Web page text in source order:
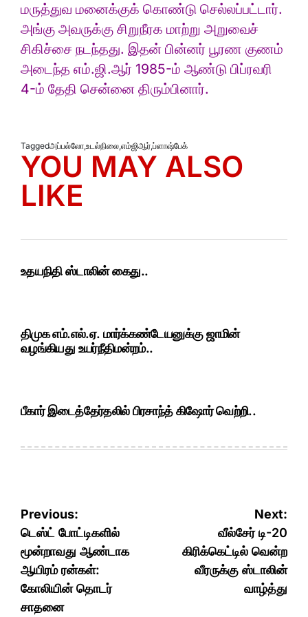
மருத்துவ மனைக்குக் கொண்டு செல்லப்பட்டார்.
அங்கு அவருக்கு சிறுநீரக மாற்று அறுவைச்
சிகிச்சை நடந்தது. இதன் பின்னர் பூரண குணம்
அடைந்த எம்.ஜி.ஆர் 1985-ம் ஆண்டு பிப்ரவரி
4-ம் தேதி சென்னை திரும்பினார்.
Taggedஅப்பல்லோ,உடல்நிலை,எம்ஜிஆர்,ப்ளாஷ்பேக்
YOU MAY ALSO
LIKE
உதயநிதி ஸ்டாலின் கைது..
திமுக எம்.எல்.ஏ. மார்க்கண்டேயனுக்கு ஜாமின்
வழங்கியது உயர்நீதிமன்றம்..
பீகார் இடைத்தேர்தலில் பிரசாந்த் கிஷோர் வெற்றி..
Post
navigation
Previous:
டெஸ்ட் போட்டிகளில்
மூன்றாவது ஆண்டாக
ஆயிரம் ரன்கள்:
கோலியின் தொடர்
சாதனை
Next:
வீல்சேர் டி-20
கிரிக்கெட்டில் வென்ற
வீரருக்கு ஸ்டாலின்
வாழ்த்து